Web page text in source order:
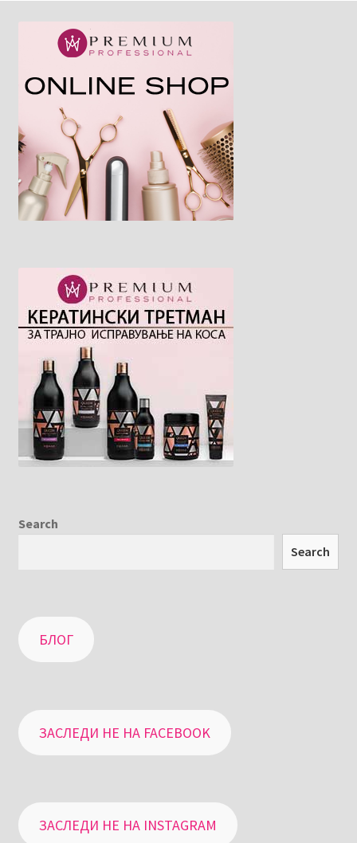
Search
Search
БЛОГ
ЗАСЛЕДИ НЕ НА FACEBOOK
ЗАСЛЕДИ НЕ НА INSTAGRAM